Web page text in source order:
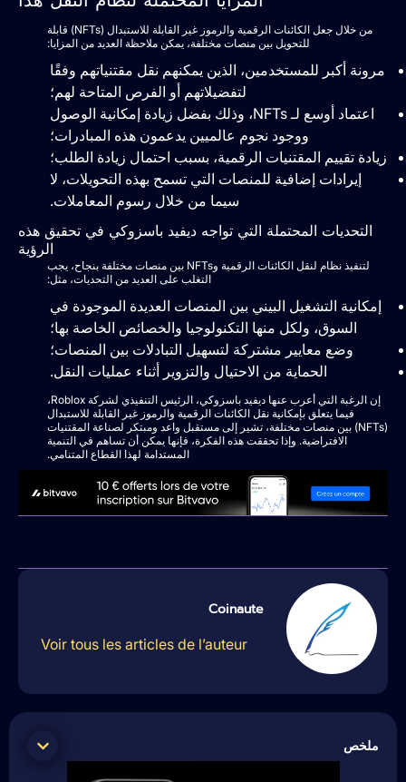
من خلال جعل الكائنات الرقمية والرموز غير القابلة للاستبدال (NFTs) قابلة
للتحويل بين منصات مختلفة، يمكن ملاحظة العديد من المزايا:
مرونة أكبر للمستخدمين، الذين يمكنهم نقل مقتنياتهم وفقًا
لتفضيلاتهم أو الفرص المتاحة لهم؛
اعتماد أوسع لـ NFTs، وذلك بفضل زيادة إمكانية الوصول
ووجود نجوم عالميين يدعمون هذه المبادرات؛
زيادة تقييم المقتنيات الرقمية، بسبب احتمال زيادة الطلب؛
إيرادات إضافية للمنصات التي تسمح بهذه التحويلات، لا
سيما من خلال رسوم المعاملات.
التحديات المحتملة التي تواجه ديفيد باسزوكي في تحقيق هذه
الرؤية
لتنفيذ نظام لنقل الكائنات الرقمية وNFTs بين منصات مختلفة بنجاح، يجب
التغلب على العديد من التحديات، مثل:
إمكانية التشغيل البيني بين المنصات العديدة الموجودة في
السوق، ولكل منها التكنولوجيا والخصائص الخاصة بها؛
وضع معايير مشتركة لتسهيل التبادلات بين المنصات؛
الحماية من الاحتيال والتزوير أثناء عمليات النقل.
إن الرغبة التي أعرب عنها ديفيد باسزوكي، الرئيس التنفيذي لشركة Roblox،
فيما يتعلق بإمكانية نقل الكائنات الرقمية والرموز غير القابلة للاستبدال
(NFTs) بين منصات مختلفة، تشير إلى مستقبل واعد ومبتكر لصناعة المقتنيات
الافتراضية. وإذا تحققت هذه الفكرة، فإنها يمكن أن تساهم في التنمية
المستدامة لهذا القطاع المتنامي.
Coinaute
Voir tous les articles de l’auteur
ملخص